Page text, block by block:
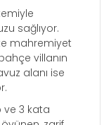
sağlıyor.
mahremiyet
villanın
alanı ise
ve 3 kata